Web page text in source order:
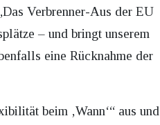
Verbrenner-Aus der EU
– und bringt unserem
eine Rücknahme der
beim ‚Wann‘“ aus und